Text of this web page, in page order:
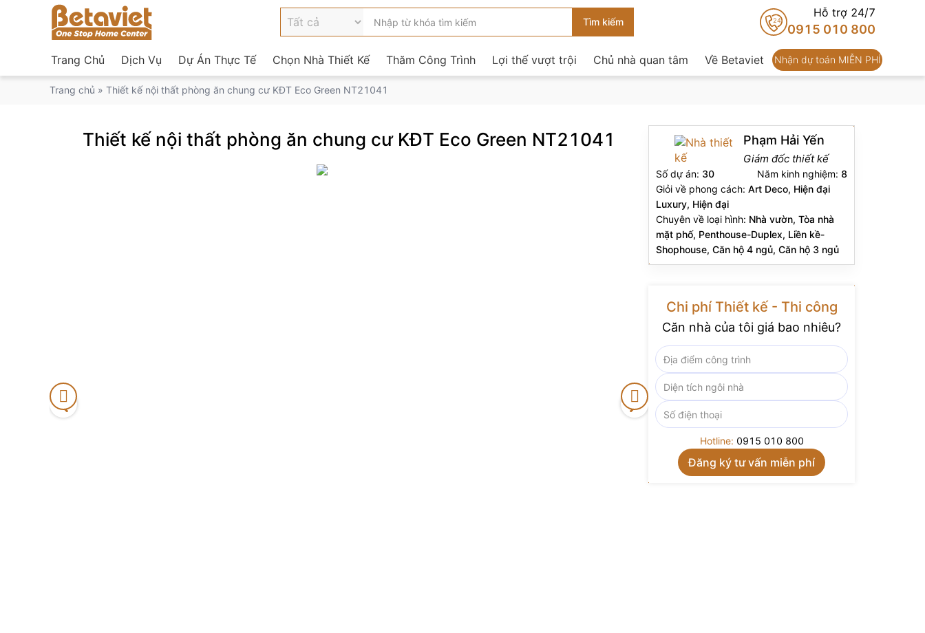
24
Hỗ trợ 24/7
0915 010 800
Trang Chủ Dịch Vụ Dự Án Thực Tế Chọn Nhà Thiết Kế Thăm Công Trình Lợi thế vượt trội Chủ nhà quan tâm Về Betaviet Nhận dự toán MIỄN PHÍ
Trang chủ » Thiết kế nội thất phòng ăn chung cư KĐT Eco Green NT21041
Thiết kế nội thất phòng ăn chung cư KĐT Eco Green NT21041 Phạm Hải Yến
Giám đốc thiết kế
Số dự án: 30 Năm kinh nghiệm: 8
Giỏi về phong cách: Art Deco, Hiện đại
Luxury, Hiện đại
Chuyên về loại hình: Nhà vườn, Tòa nhà
mặt phố, Penthouse-Duplex, Liền kề-
Shophouse, Căn hộ 4 ngủ, Căn hộ 3 ngủ
Chi phí Thiết kế - Thi công
Căn nhà của tôi giá bao nhiêu?
Hotline: 0915 010 800